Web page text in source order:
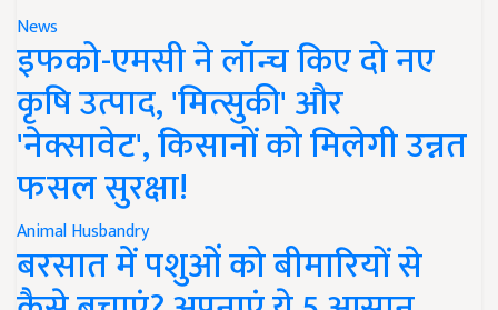
News
इफको-एमसी ने लॉन्च किए दो नए
कृषि उत्पाद, 'मित्सुकी' और
'नेक्सावेट', किसानों को मिलेगी उन्नत
फसल सुरक्षा!
Animal Husbandry
बरसात में पशुओं को बीमारियों से